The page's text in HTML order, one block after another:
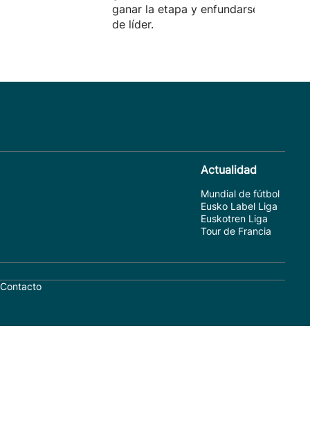
ganar la etapa y enfundarse el maillot
de líder.
Actualidad
Mundial de fútbol
Eusko Label Liga
Euskotren Liga
Tour de Francia
Contacto